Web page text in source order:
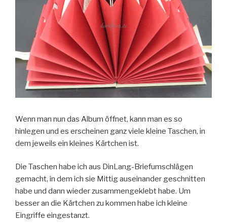
Wenn man nun das Album öffnet, kann man es so
hinlegen und es erscheinen ganz viele kleine Taschen, in
dem jeweils ein kleines Kärtchen ist.
Die Taschen habe ich aus DinLang-Briefumschlägen
gemacht, in dem ich sie Mittig auseinander geschnitten
habe und dann wieder zusammengeklebt habe. Um
besser an die Kärtchen zu kommen habe ich kleine
Eingriffe eingestanzt.